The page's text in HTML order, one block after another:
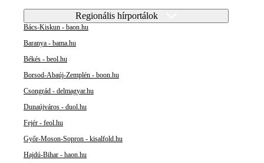
Regionális hírportálok
Bács-Kiskun - baon.hu
Baranya - bama.hu
Békés - beol.hu
Borsod-Abaúj-Zemplén - boon.hu
Csongrád - delmagyar.hu
Dunaújváros - duol.hu
Fejér - feol.hu
Győr-Moson-Sopron - kisalfold.hu
Hajdú-Bihar - haon.hu